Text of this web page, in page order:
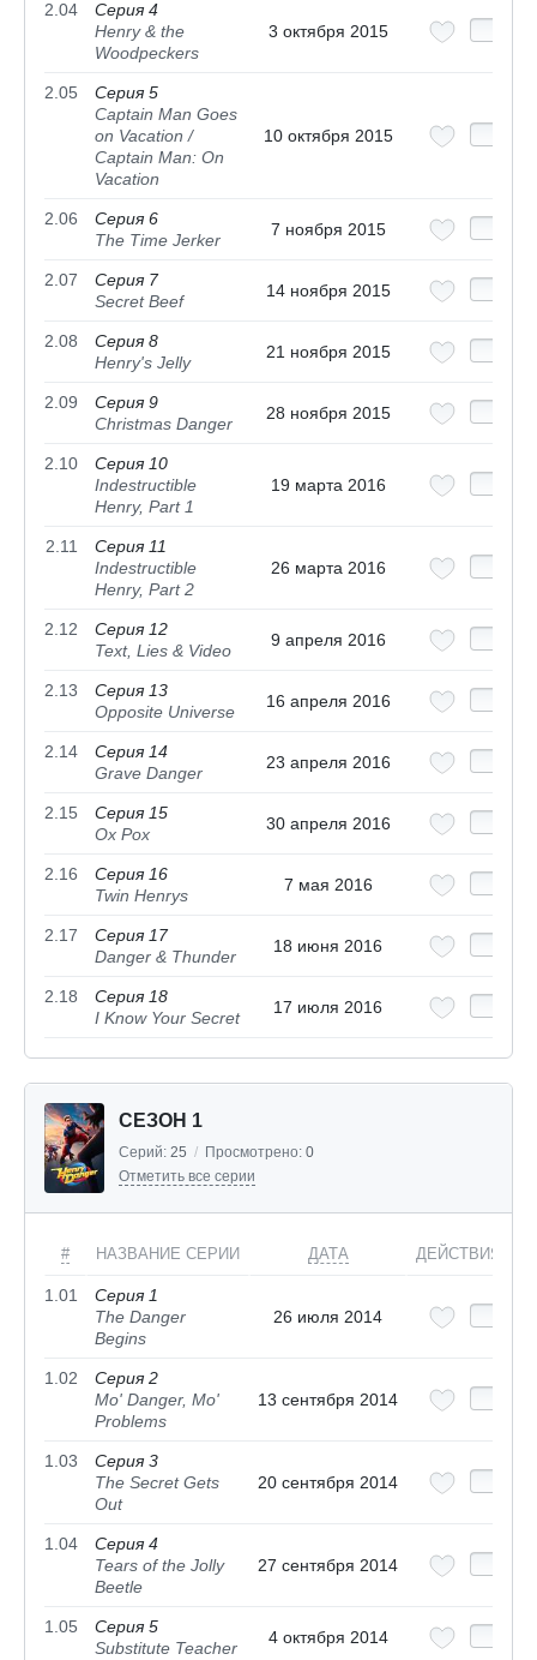
2.04
Серия 4
Henry & the
Woodpeckers
3 октября 2015
2.05
Серия 5
Captain Man Goes
on Vacation /
Captain Man: On
Vacation
10 октября 2015
2.06
Серия 6
The Time Jerker
7 ноября 2015
2.07
Серия 7
Secret Beef
14 ноября 2015
2.08
Серия 8
Henry's Jelly
21 ноября 2015
2.09
Серия 9
Christmas Danger
28 ноября 2015
2.10
Серия 10
Indestructible
Henry, Part 1
19 марта 2016
2.11
Серия 11
Indestructible
Henry, Part 2
26 марта 2016
2.12
Серия 12
Text, Lies & Video
9 апреля 2016
2.13
Серия 13
Opposite Universe
16 апреля 2016
2.14
Серия 14
Grave Danger
23 апреля 2016
2.15
Серия 15
Ox Pox
30 апреля 2016
2.16
Серия 16
Twin Henrys
7 мая 2016
2.17
Серия 17
Danger & Thunder
18 июня 2016
2.18
Серия 18
I Know Your Secret
17 июля 2016
СЕЗОН 1
Серий: 25 / Просмотрено: 0
Отметить все серии
# НАЗВАНИЕ СЕРИИ ДАТА ДЕЙСТВИЯ
1.01
Серия 1
The Danger
Begins
26 июля 2014
1.02
Серия 2
Mo' Danger, Mo'
Problems
13 сентября 2014
1.03
Серия 3
The Secret Gets
Out
20 сентября 2014
1.04
Серия 4
Tears of the Jolly
Beetle
27 сентября 2014
1.05
Серия 5
Substitute Teacher
4 октября 2014